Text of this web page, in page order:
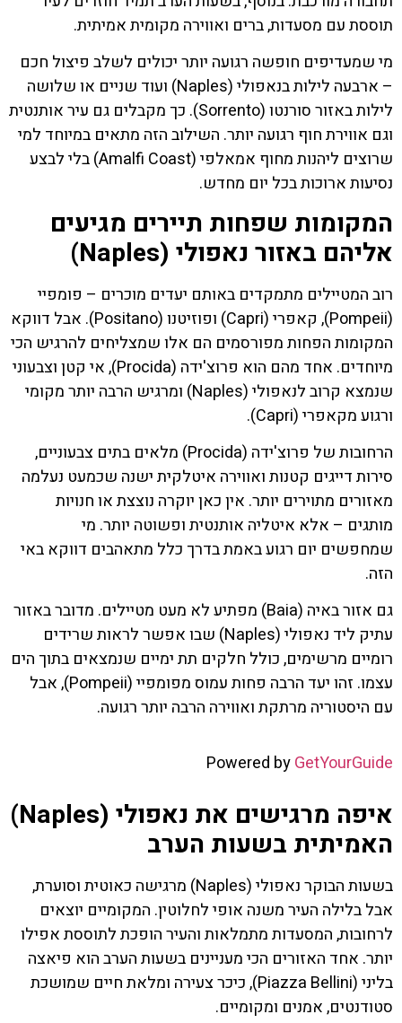
תוססת עם מסעדות, ברים ואווירה מקומית אמיתית.
מי שמעדיפים חופשה רגועה יותר יכולים לשלב פיצול חכם
– ארבעה לילות בנאפולי (Naples) ועוד שניים או שלושה
לילות באזור סורנטו (Sorrento). כך מקבלים גם עיר אותנטית
וגם אווירת חוף רגועה יותר. השילוב הזה מתאים במיוחד למי
שרוצים ליהנות מחוף אמאלפי (Amalfi Coast) בלי לבצע
נסיעות ארוכות בכל יום מחדש.
המקומות שפחות תיירים מגיעים
אליהם באזור נאפולי (Naples)
רוב המטיילים מתמקדים באותם יעדים מוכרים – פומפיי
(Pompeii), קאפרי (Capri) ופוזיטנו (Positano). אבל דווקא
המקומות הפחות מפורסמים הם אלו שמצליחים להרגיש הכי
מיוחדים. אחד מהם הוא פרוצ'ידה (Procida), אי קטן וצבעוני
שנמצא קרוב לנאפולי (Naples) ומרגיש הרבה יותר מקומי
ורגוע מקאפרי (Capri).
הרחובות של פרוצ'ידה (Procida) מלאים בתים צבעוניים,
סירות דייגים קטנות ואווירה איטלקית ישנה שכמעט נעלמה
מאזורים מתוירים יותר. אין כאן יוקרה נוצצת או חנויות
מותגים – אלא איטליה אותנטית ופשוטה יותר. מי
שמחפשים יום רגוע באמת בדרך כלל מתאהבים דווקא באי
הזה.
גם אזור באיה (Baia) מפתיע לא מעט מטיילים. מדובר באזור
עתיק ליד נאפולי (Naples) שבו אפשר לראות שרידים
רומיים מרשימים, כולל חלקים תת ימיים שנמצאים בתוך הים
עצמו. זהו יעד הרבה פחות עמוס מפומפיי (Pompeii), אבל
עם היסטוריה מרתקת ואווירה הרבה יותר רגועה.
Powered byGetYourGuide
איפה מרגישים את נאפולי (Naples)
האמיתית בשעות הערב
בשעות הבוקר נאפולי (Naples) מרגישה כאוטית וסוערת,
אבל בלילה העיר משנה אופי לחלוטין. המקומיים יוצאים
לרחובות, המסעדות מתמלאות והעיר הופכת לתוססת אפילו
יותר. אחד האזורים הכי מעניינים בשעות הערב הוא פיאצה
בליני (Piazza Bellini), כיכר צעירה ומלאת חיים שמושכת
סטודנטים, אמנים ומקומיים.